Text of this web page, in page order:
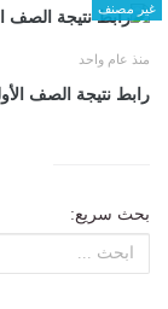
غير مصنف
منذ عام واحد
رابط نتيجة الصف
بحث سريع: